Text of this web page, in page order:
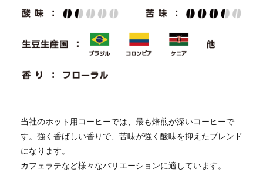
当社のホット用コーヒーでは、最も焙煎が深いコーヒーで
す。強く香ばしい香りで、苦味が強く酸味を抑えたブレンド
になります。
カフェラテなど様々なバリエーションに適しています。